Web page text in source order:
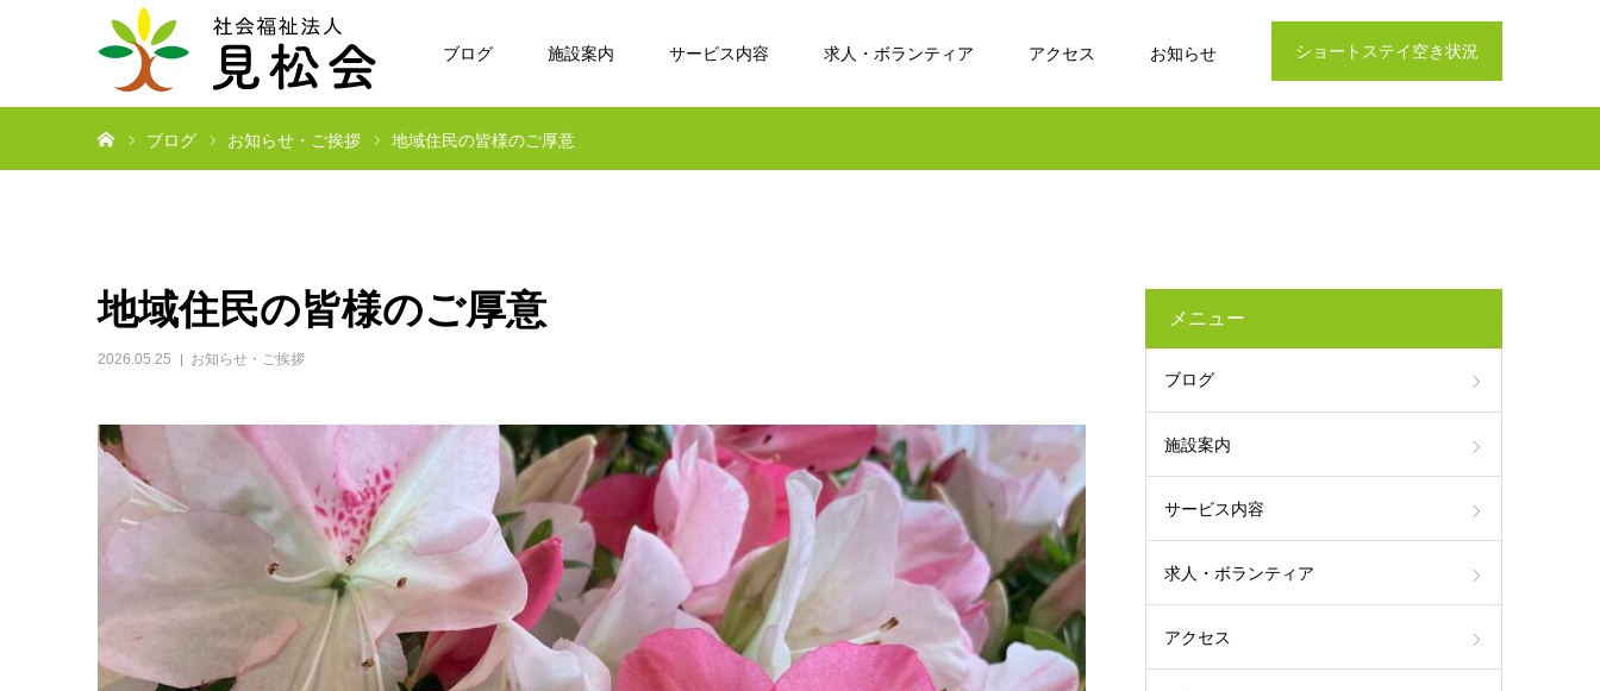
ショートステイ空き状況
ブログ 施設案内 サービス内容 求人・ボランティア アクセス お知らせ
ブログ お知らせ・ご挨拶 地域住民の皆様のご厚意
地域住民の皆様のご厚意
2026.05.25 お知らせ・ご挨拶
メニュー
ブログ
施設案内
サービス内容
求人・ボランティア
アクセス